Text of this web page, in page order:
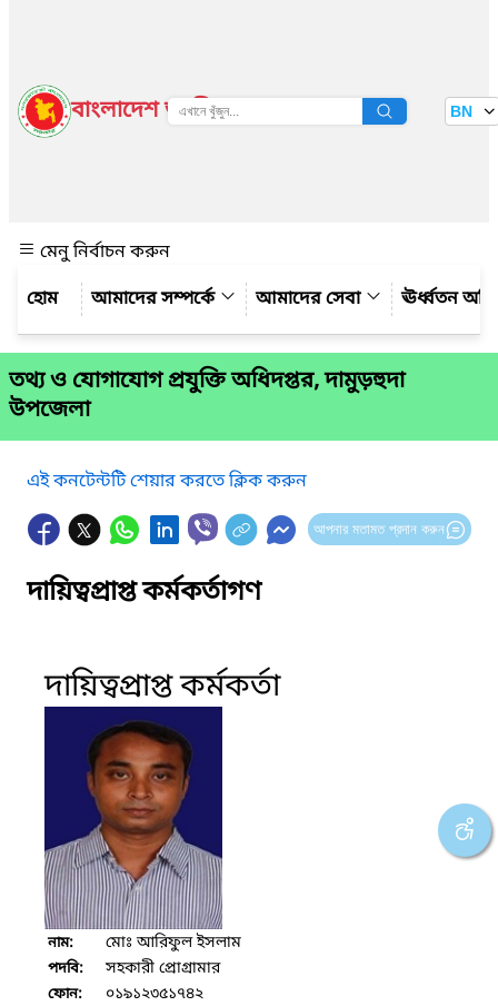
বাংলাদেশ জাতীয় তথ্য বাতায়ন BN
মেনু নির্বাচন করুন
আমাদের সম্পর্কে
আমাদের সেবা ঊর্ধ্বতন
তথ্য ও যোগাযোগ প্রযুক্তি অধিদপ্তর, দামুড়হুদা
উপজেলা
এই কনটেন্টটি শেয়ার করতে ক্লিক করুন
আপনার মতামত প্রদান করুন
দায়িত্বপ্রাপ্ত কর্মকর্তাগণ
দায়িত্বপ্রাপ্ত কর্মকর্তা
নাম: মোঃ আরিফুল ইসলাম
পদবি: সহকারী প্রোগ্রামার
ফোন: ০১৯১২৩৫১৭৪২